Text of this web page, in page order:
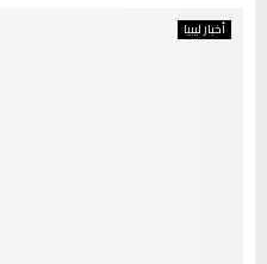
أخبار ليبيا